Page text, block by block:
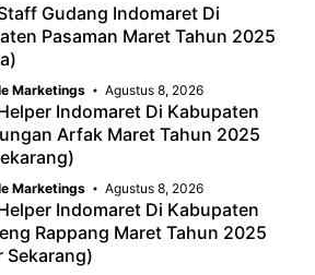
Gudang Indomaret Di
Pasaman Maret Tahun 2025
Marketings Agustus 8, 2026
Indomaret Di Kabupaten
Arfak Maret Tahun 2025
Marketings Agustus 8, 2026
Indomaret Di Kabupaten
Rappang Maret Tahun 2025
Sekarang)